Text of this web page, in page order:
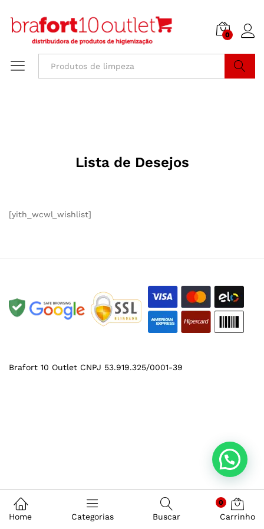
0
Lista de Desejos
[yith_wcwl_wishlist]
Brafort 10 Outlet CNPJ 53.919.325/0001-39
Home Categorias Buscar
0
Carrinho